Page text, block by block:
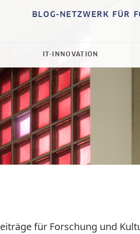
BLOG-NETZWERK FÜR
IT-INNOVATION
für Forschung und